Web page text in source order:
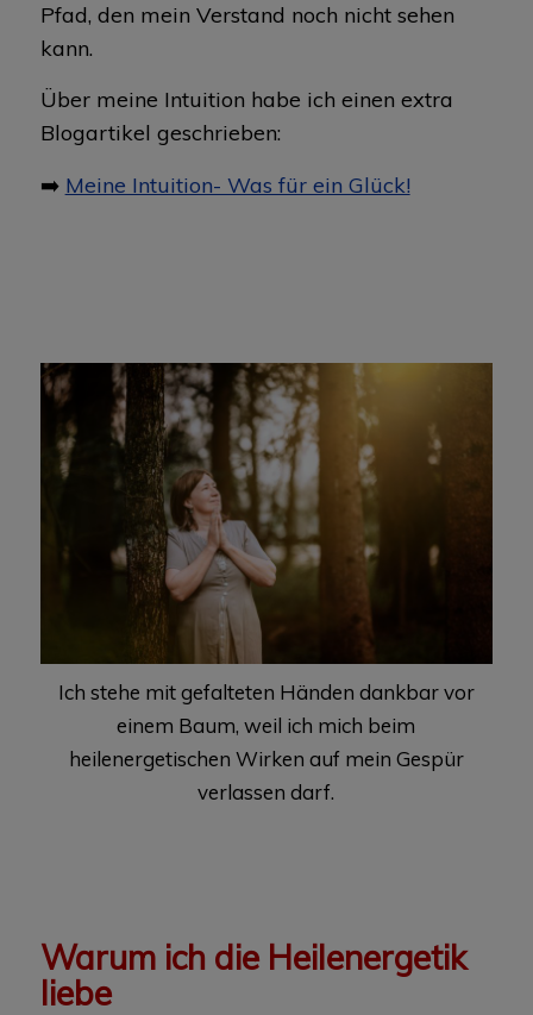
Pfad, den mein Verstand noch nicht sehen
kann.
Über meine Intuition habe ich einen extra
Blogartikel geschrieben:
➡️ Meine Intuition- Was für ein Glück!
Ich stehe mit gefalteten Händen dankbar vor
einem Baum, weil ich mich beim
heilenergetischen Wirken auf mein Gespür
verlassen darf.
Warum ich die Heilenergetik
liebe